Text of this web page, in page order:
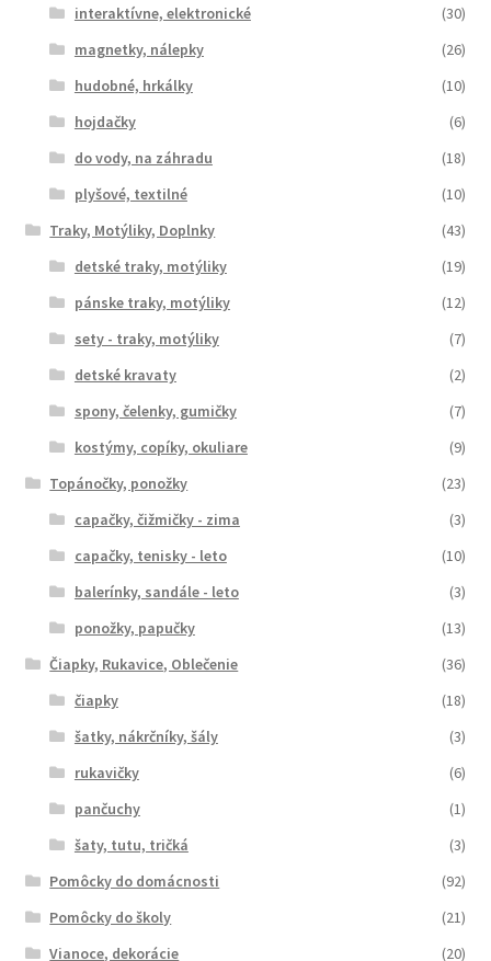
interaktívne, elektronické
(30)
magnetky, nálepky
(26)
hudobné, hrkálky
(10)
hojdačky
(6)
do vody, na záhradu
(18)
plyšové, textilné
(10)
Traky, Motýliky, Doplnky
(43)
detské traky, motýliky
(19)
pánske traky, motýliky
(12)
sety - traky, motýliky
(7)
detské kravaty
(2)
spony, čelenky, gumičky
(7)
kostýmy, copíky, okuliare
(9)
Topánočky, ponožky
(23)
capačky, čižmičky - zima
(3)
capačky, tenisky - leto
(10)
balerínky, sandále - leto
(3)
ponožky, papučky
(13)
Čiapky, Rukavice, Oblečenie
(36)
čiapky
(18)
šatky, nákrčníky, šály
(3)
rukavičky
(6)
pančuchy
(1)
šaty, tutu, tričká
(3)
Pomôcky do domácnosti
(92)
Pomôcky do školy
(21)
Vianoce, dekorácie
(20)